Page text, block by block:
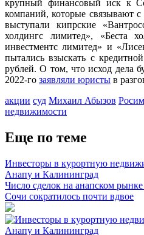
крупный финансовый иск к
компаний, которые связывают
выступали кипрские
холдингс лимитед», «Беста
инвестментс лимитед» и
пытались взыскать с
рублей. О том, что исход дела
2022-го заявляли юристы в
акции суд Михаил Абызов
недвижимости
Еще по теме
Инвесторы в курортную
Анапу и Калининград
Число сделок на анапском
Сочи сократилось почти вдвое